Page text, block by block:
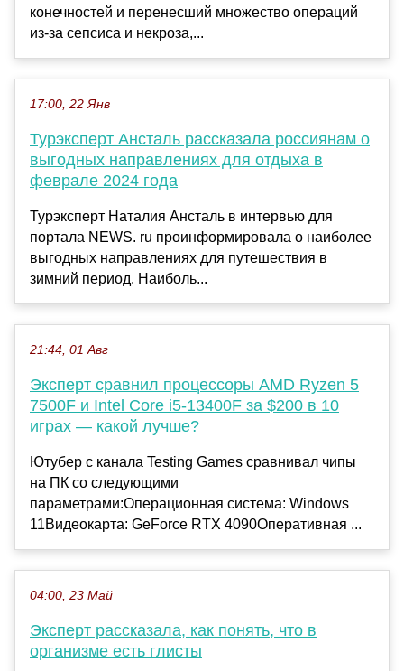
конечностей и перенесший множество операций
из-за сепсиса и некроза,...
17:00, 22 Янв
Турэксперт Ансталь рассказала россиянам о
выгодных направлениях для отдыха в
феврале 2024 года
Турэксперт Наталия Ансталь в интервью для
портала NEWS. ru проинформировала о наиболее
выгодных направлениях для путешествия в
зимний период. Наиболь...
21:44, 01 Авг
Эксперт сравнил процессоры AMD Ryzen 5
7500F и Intel Core i5-13400F за $200 в 10
играх — какой лучше?
Ютубер с канала Testing Games сравнивал чипы
на ПК со следующими
параметрами:Операционная система: Windows
11Видеокарта: GeForce RTX 4090Оперативная ...
04:00, 23 Май
Эксперт рассказала, как понять, что в
организме есть глисты